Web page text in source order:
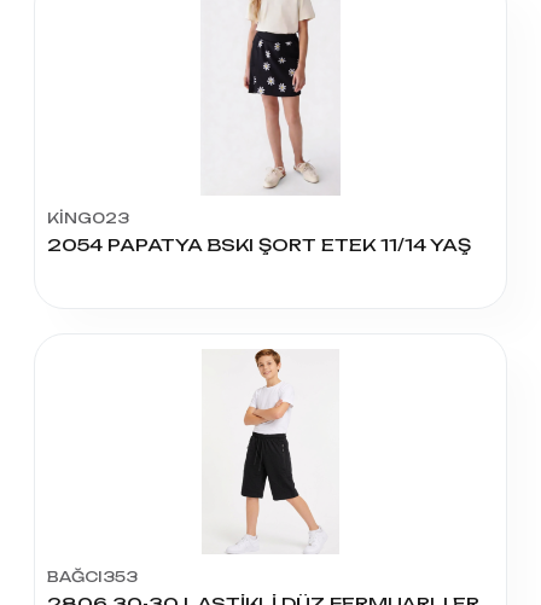
KİNG023
2054 PAPATYA BSKI ŞORT ETEK 11/14 YAŞ
BAĞCI353